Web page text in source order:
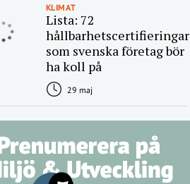
KLIMAT
Lista: 72
hållbarhetscertifieringar
som svenska företag bör
ha koll på
29 maj